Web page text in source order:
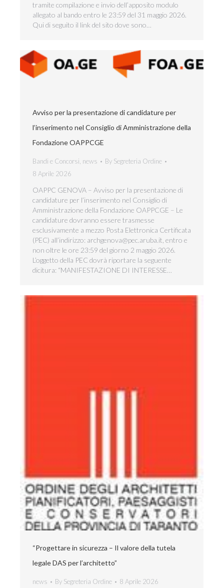
tramite compilazione e invio dell’apposito modulo
allegato al bando entro le 23:59 del 31 maggio 2026.
Qui di seguito il link del sito dove sono…
Avviso per la presentazione di candidature per
l’inserimento nel Consiglio di Amministrazione della
Fondazione OAPPCGE
Bandi e Concorsi, news By Segreteria Ordine
8 Aprile 2026
OAPPC GENOVA – Avviso per la presentazione di
candidature per l’inserimento nel Consiglio di
Amministrazione della Fondazione OAPPCGE – Le
candidature dovranno essere trasmesse
esclusivamente a mezzo Posta Elettronica Certificata
(PEC) all’indirizzo: archgenova@pec.aruba.it, entro e
non oltre le ore 23:59 del giorno 2 maggio 2026.
L’oggetto della PEC dovrà riportare la seguente
dicitura: “MANIFESTAZIONE DI INTERESSE…
“Progettare in sicurezza – Il valore della tutela
legale DAS per l’architetto”
news By Segreteria Ordine 8 Aprile 2026